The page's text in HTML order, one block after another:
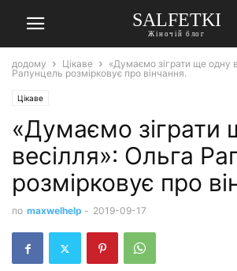
SALFETKI
Жіночій блог
додому Цікаве
«Думаємо зіграти ще одну
Рапунцель розмірковує про вінчання.
Цікаве
«Думаємо зіграти
весілля»: Ольга
розмірковує про
по maxwelhelp - 2019-09-17